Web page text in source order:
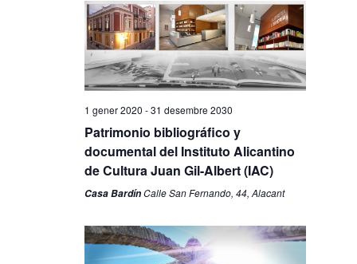
1 gener 2020 -31 desembre 2030
Patrimonio bibliográfico y
documental del Instituto Alicantino
de Cultura Juan Gil-Albert (IAC)
Casa BardínCalle San Fernando, 44, Alacant